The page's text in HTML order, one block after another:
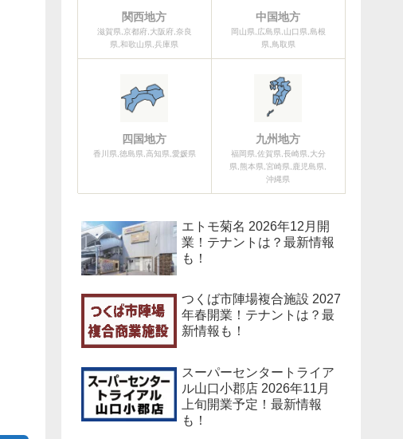
関西地方
滋賀県,京都府,大阪府,奈良
県,和歌山県,兵庫県
中国地方
岡山県,広島県,山口県,島根
県,鳥取県
四国地方
香川県,徳島県,高知県,愛媛県
九州地方
福岡県,佐賀県,長崎県,大分
県,熊本県,宮崎県,鹿児島県,
沖縄県
エトモ菊名 2026年12月開
業！テナントは？最新情報
も！
つくば市陣場複合施設 2027
年春開業！テナントは？最
新情報も！
スーパーセンタートライア
ル山口小郡店 2026年11月
上旬開業予定！最新情報
も！